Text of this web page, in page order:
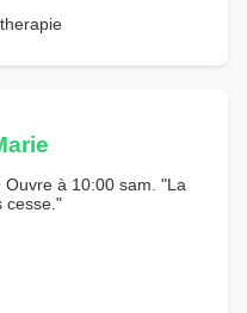
Ouvre à 10:00 sam. "La
cesse."